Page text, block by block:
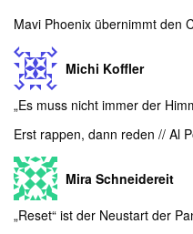
Mavi Phoenix übernimmt den
Michi Koffler
„Es muss nicht immer der
Erst rappen, dann reden // Al
Mira Schneidereit
„Reset“ ist der Neustart der